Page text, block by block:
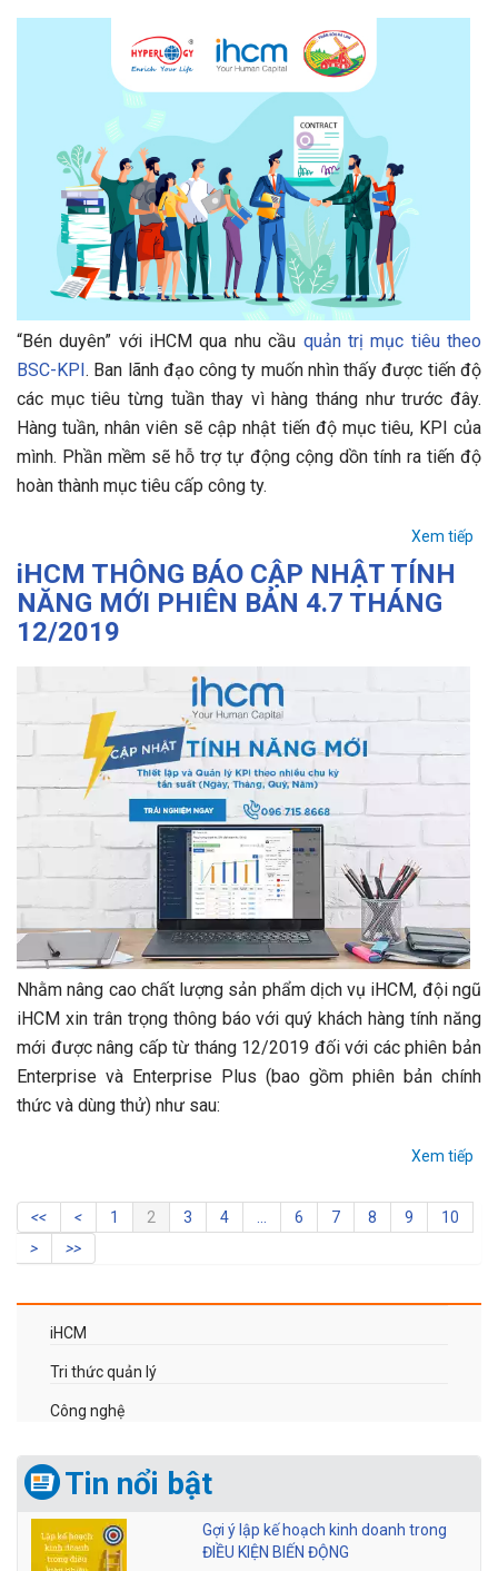
“Bén duyên” với iHCM qua nhu cầu quản trị mục tiêu theo
BSC-KPI. Ban lãnh đạo công ty muốn nhìn thấy được tiến độ
các mục tiêu từng tuần thay vì hàng tháng như trước đây.
Hàng tuần, nhân viên sẽ cập nhật tiến độ mục tiêu, KPI của
mình. Phần mềm sẽ hỗ trợ tự động cộng dồn tính ra tiến độ
hoàn thành mục tiêu cấp công ty.
Xem tiếp
iHCM THÔNG BÁO CẬP NHẬT TÍNH
NĂNG MỚI PHIÊN BẢN 4.7 THÁNG
12/2019
Nhằm nâng cao chất lượng sản phẩm dịch vụ iHCM, đội ngũ
iHCM xin trân trọng thông báo với quý khách hàng tính năng
mới được nâng cấp từ tháng 12/2019 đối với các phiên bản
Enterprise và Enterprise Plus (bao gồm phiên bản chính
thức và dùng thử) như sau:
Xem tiếp
1 2 3 4 6 7 8 9 10
iHCM
Tri thức quản lý
Công nghệ
Tin nổi bật
Gợi ý lập kế hoạch kinh doanh trong
ĐIỀU KIỆN BIẾN ĐỘNG